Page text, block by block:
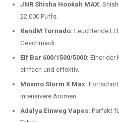
JNR Shisha Hookah MAX:
22.000 Puffs.
RandM Tornado: Leuchtende
Geschmack.
Elf Bar 600/1500/5000: Einer der
einfach und effektiv.
Mosmo Storm X Max:
intensivere Aromen.
Adalya Einweg Vapes: Perfekt